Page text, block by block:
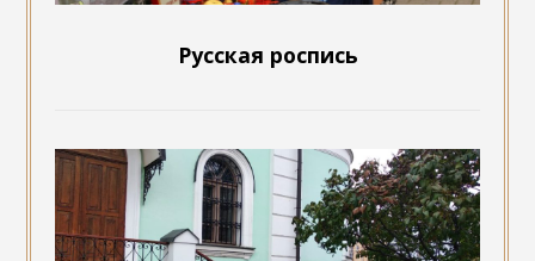
Русская роспись